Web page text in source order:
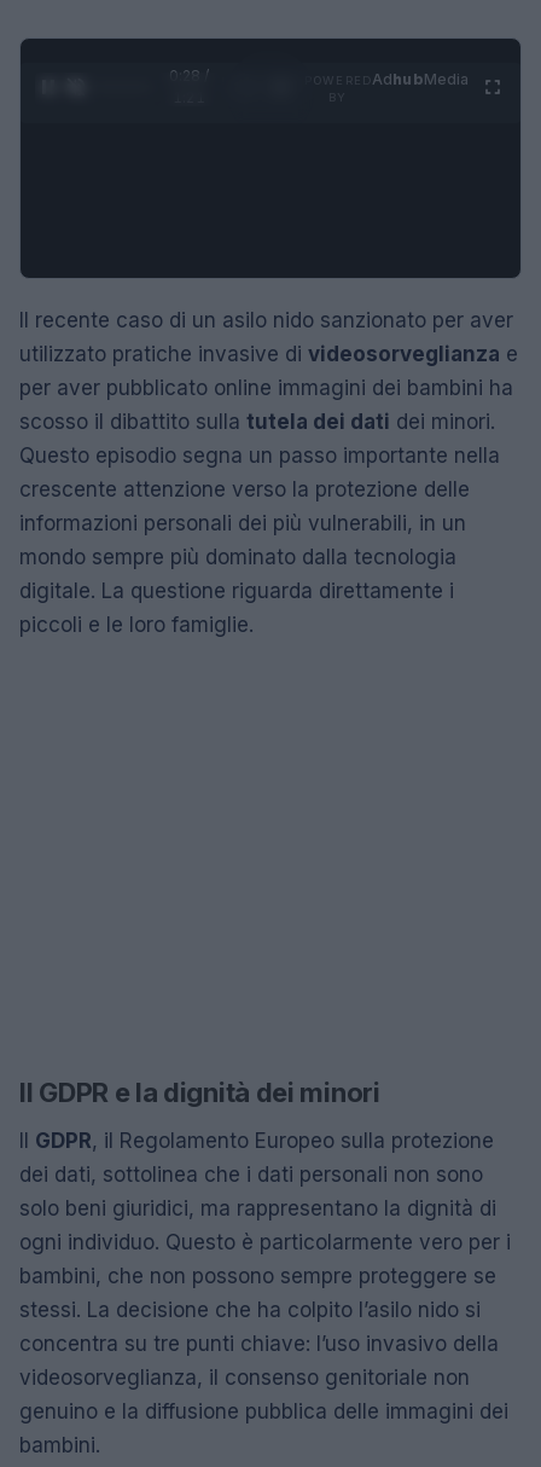
0:29 /
AdhubMedia
Il recente caso di un asilo nido sanzionato per aver
utilizzato pratiche invasive di videosorveglianza e
per aver pubblicato online immagini dei bambini ha
scosso il dibattito sulla tutela dei dati dei minori.
Questo episodio segna un passo importante nella
crescente attenzione verso la protezione delle
informazioni personali dei più vulnerabili, in un
mondo sempre più dominato dalla tecnologia
digitale. La questione riguarda direttamente i
piccoli e le loro famiglie.
Il GDPR e la dignità dei minori
Il GDPR, il Regolamento Europeo sulla protezione
dei dati, sottolinea che i dati personali non sono
solo beni giuridici, ma rappresentano la dignità di
ogni individuo. Questo è particolarmente vero per i
bambini, che non possono sempre proteggere se
stessi. La decisione che ha colpito l’asilo nido si
concentra su tre punti chiave: l’uso invasivo della
videosorveglianza, il consenso genitoriale non
genuino e la diffusione pubblica delle immagini dei
bambini.